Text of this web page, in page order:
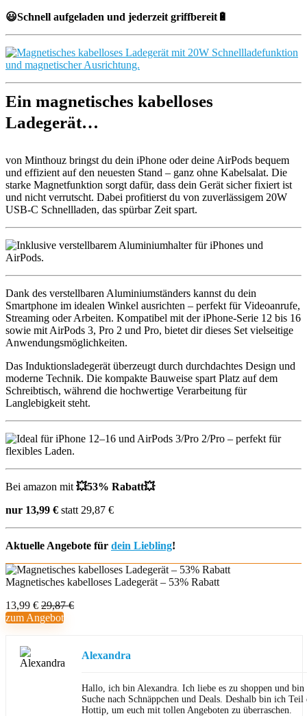
😃Schnell aufgeladen und jederzeit griffbereit🔋
Ein magnetisches kabelloses
Ladegerät…
von Minthouz bringst du dein iPhone oder deine AirPods bequem
und effizient auf den neuesten Stand – ganz ohne Kabelsalat. Die
starke Magnetfunktion sorgt dafür, dass dein Gerät sicher fixiert ist
und nicht verrutscht. Dabei profitierst du von zuverlässigem 20W
USB-C Schnellladen, das spürbar Zeit spart.
Dank des verstellbaren Aluminiumständers kannst du dein
Smartphone im idealen Winkel ausrichten – perfekt für Videoanrufe,
Streaming oder Arbeiten. Kompatibel mit der iPhone-Serie 12 bis 16
sowie mit AirPods 3, Pro 2 und Pro, bietet dir dieses Set vielseitige
Anwendungsmöglichkeiten.
Das Induktionsladegerät überzeugt durch durchdachtes Design und
moderne Technik. Die kompakte Bauweise spart Platz auf dem
Schreibtisch, während die hochwertige Verarbeitung für
Langlebigkeit steht.
Bei amazon mit 💥53% Rabatt💥
nur 13,99 € statt 29,87 €
Aktuelle Angebote für dein Liebling!
Magnetisches kabelloses Ladegerät – 53% Rabatt
13,99 € 29,87 €
zum Angebot
Alexandra
Hallo, ich bin Alexandra. Ich liebe es zu shoppen und
Suche nach Schnäppchen und Deals. Deshalb bin ich Teil
Hottip, um euch mit tollen Angeboten zu überraschen.